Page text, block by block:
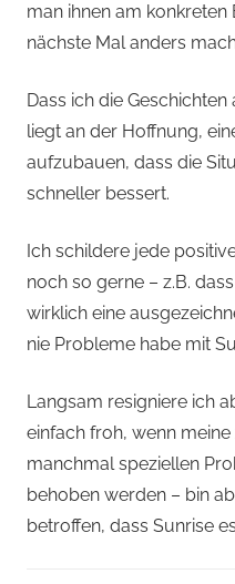
man ihnen am konkreten
nächste Mal anders
Dass ich die
liegt an der Hoffnung,
aufzubauen, dass die
schneller bessert.
Ich schildere jede
noch so gerne – z.B.
wirklich eine
nie Probleme habe mit
Langsam resigniere ich
einfach froh, wenn
manchmal speziellen
behoben werden – bin
betroffen, dass Sunrise